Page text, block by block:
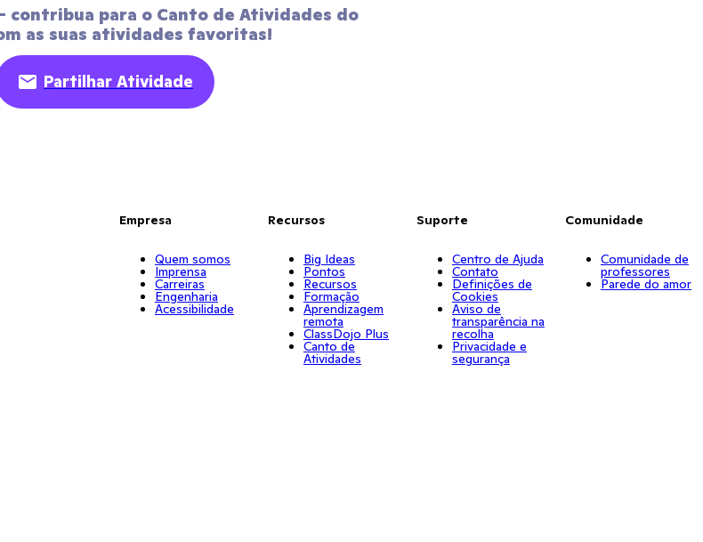
contribua para o Canto de Atividades do
as suas atividades favoritas!
Partilhar Atividade
Empresa
Quem somos
Imprensa
Carreiras
Engenharia
Acessibilidade
Recursos
Big Ideas
Pontos
Recursos
Formação
Aprendizagem
remota
ClassDojo Plus
Canto de
Atividades
Suporte
Centro de Ajuda
Contato
Definições de
Cookies
Aviso de
transparência na
recolha
Privacidade e
segurança
Comunidade
Comunidade de
professores
Parede do amor